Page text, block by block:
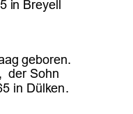


